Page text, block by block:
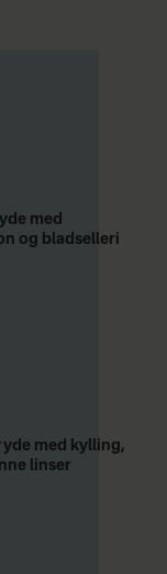
med
og bladselleri
med kylling,
linser